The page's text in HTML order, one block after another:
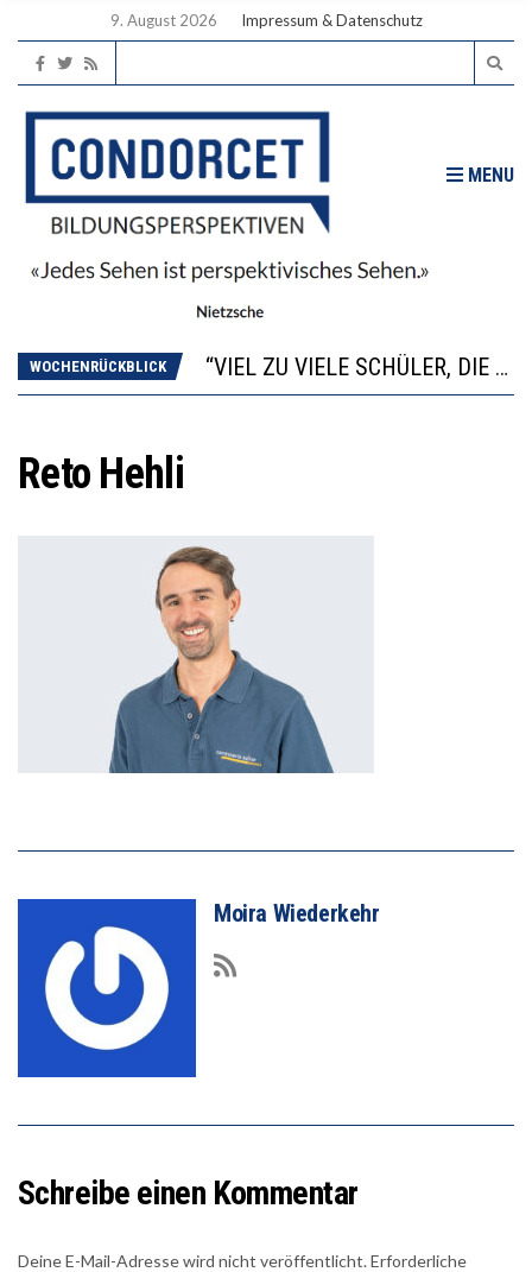
9. August 2026 Impressum & Datenschutz
MENU
WOCHENRÜCKBLICK
“VIEL ZU VIELE SCHÜLER, DIE GEMESSEN AN IHREN FÄHIGKEITEN GAR NICHT ANS GYMNASIUM GEHÖREN”
DIE GANZE HILFLOSIGKEIT DES BILDUNGSBÜRGERTUMS
Reto Hehli
Moira Wiederkehr
Schreibe einen Kommentar
Deine E-Mail-Adresse wird nicht veröffentlicht.Erforderliche